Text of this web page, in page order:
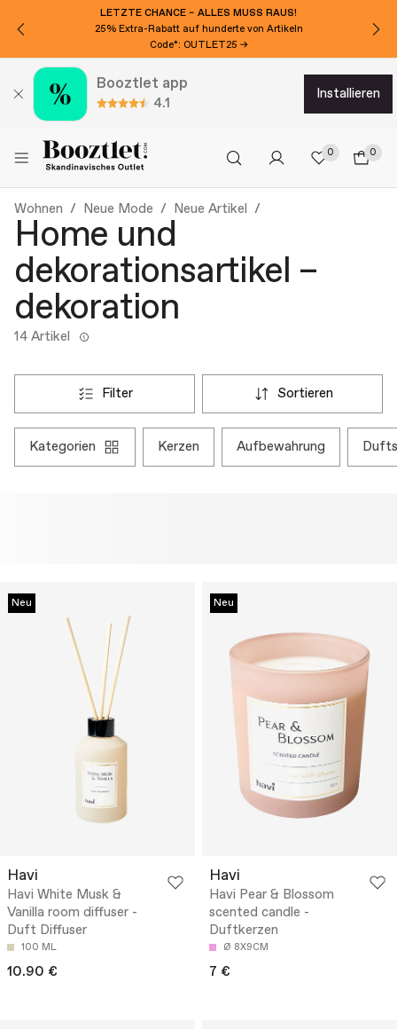
LETZTE CHANCE – ALLES MUSS RAUS!
25% Extra-Rabatt auf hunderte von Artikeln
Code*: OUTLET25 →
Booztlet app
4.1
installieren
0 0
Wohnen Neue Mode Neue Artikel
Home und
dekorationsartikel –
dekoration
14 Artikel
filter sortieren
kategorien kerzen aufbewahrung
Neu
Havi
Havi White Musk &
Vanilla room diffuser -
Duft Diffuser
100 ML
10.90 €
Neu
Havi
Havi Pear & Blossom
scented candle -
Duftkerzen
Ø 8X9CM
7 €